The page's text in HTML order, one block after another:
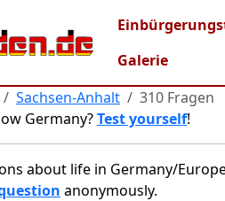
Main
Galerie
Sachsen-Anhalt
310 Fragen
Germany?Test yourself!
about life in Germany/
anonymously.